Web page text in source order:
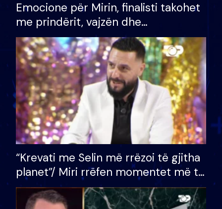
Emocione për Mirin, finalisti takohet
me prindërit, vajzën dhe
bashkëshorten: S’kemi ndonjë letër
divorci apo jo?
“Krevati me Selin më rrëzoi të gjitha
planet”/ Miri rrëfen momentet më të
bukura në shtëpinë e BB VIP: Do më
mungojë zilja e mëngjesit kur…